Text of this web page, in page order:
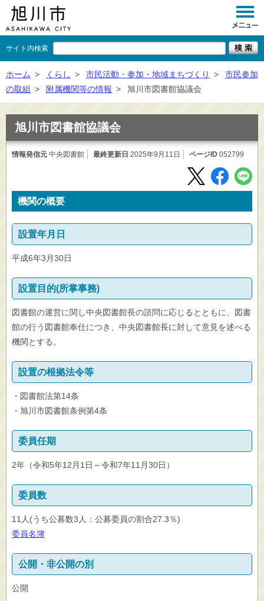
サイト内検索
くらし
事業者向け
市政情報
ホーム > くらし > 市民活動・参加・地域まちづくり >
市民参加
の取組 > 附属機関等の情報 > 旭川市図書館協議会
旭川市図書館協議会
情報発信元 中央図書館 最終更新日 2025年9月11日 ページID 052799
機関の概要
設置年月日
平成6年3月30日
設置目的(所掌事務)
図書館の運営に関し中央図書館長の諮問に応じるとともに、図書
館の行う図書館奉仕につき、中央図書館長に対して意見を述べる
機関とする。
設置の根拠法令等
・図書館法第14条
・旭川市図書館条例第4条
委員任期
2年（令和5年12月1日～令和7年11月30日）
委員数
11人(うち公募数3人：公募委員の割合27.3％)
委員名簿
公開・非公開の別
公開